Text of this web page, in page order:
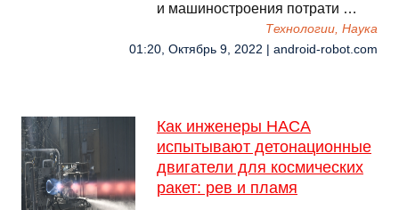
и машиностроения потрати …
Технологии, Наука
01:20, Октябрь 9, 2022 | android-robot.com
Как инженеры НАСА
испытывают детонационные
двигатели для космических
ракет: рев и пламя